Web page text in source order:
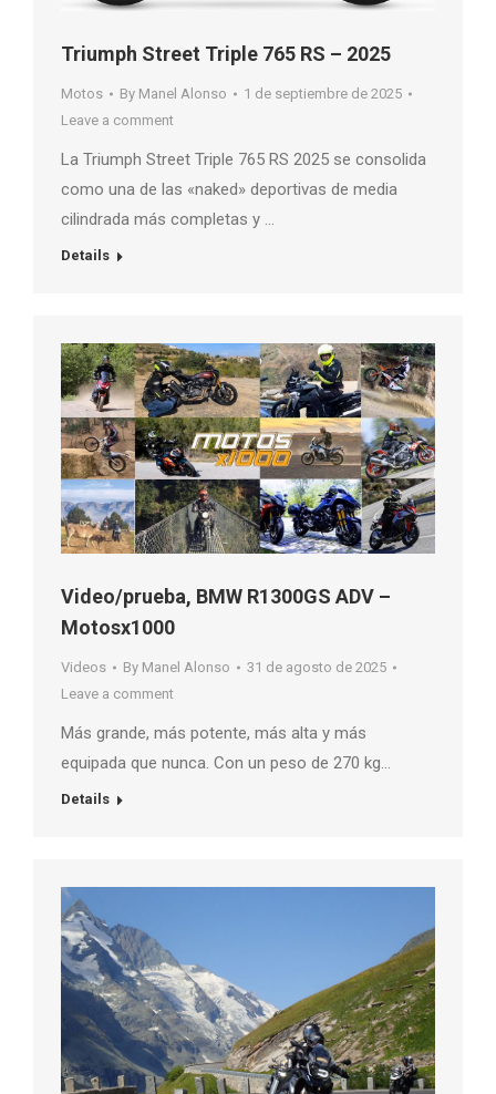
Triumph Street Triple 765 RS – 2025
Motos By Manel Alonso
1 de septiembre de 2025
Leave a comment
La Triumph Street Triple 765 RS 2025 se consolida
como una de las «naked» deportivas de media
cilindrada más completas y …
Details
Video/prueba, BMW R1300GS ADV –
Motosx1000
Videos By Manel Alonso
31 de agosto de 2025
Leave a comment
Más grande, más potente, más alta y más
equipada que nunca. Con un peso de 270 kg…
Details